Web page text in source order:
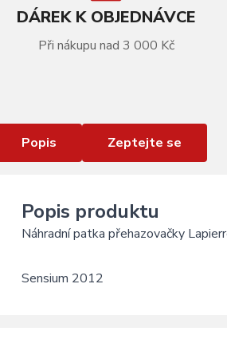
DÁREK K OBJEDNÁVCE
Při nákupu nad 3 000 Kč
Popis Zeptejte se
Popis produktu
Náhradní patka přehazovačky
Sensium 2012